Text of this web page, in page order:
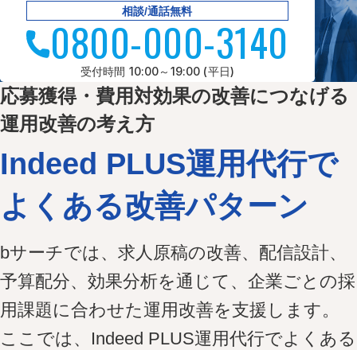
相談/通話無料
受付時間 10:00～19:00 (平日)
0800-000-3140
応募獲得・費用対効果の改善につなげる
運用改善の考え方
Indeed PLUS運用代行で
よくある改善パターン
bサーチでは、求人原稿の改善、配信設計、
予算配分、効果分析を通じて、企業ごとの採
用課題に合わせた運用改善を支援します。
ここでは、Indeed PLUS運用代行でよくある